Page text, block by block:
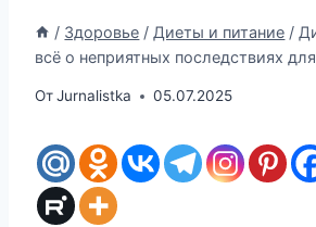
/ Здоровье / Диеты и питание /
всё о неприятных последствиях
ОтJurnalistka 05.07.2025